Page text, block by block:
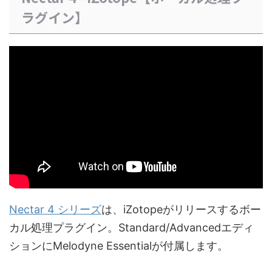
ラグイン】
Nectar 4 シリーズは、iZotopeがリリースするボー
カル処理プラグイン。Standard/Advancedエディ
ションにMelodyne Essentialが付属します。